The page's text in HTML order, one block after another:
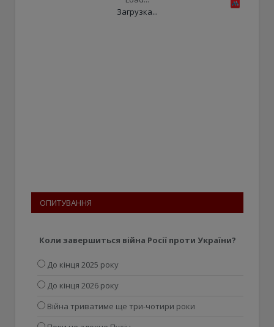
Загрузка...
ОПИТУВАННЯ
Коли завершиться війна Росії проти України?
До кінця 2025 року
До кінця 2026 року
Війна триватиме ще три-чотири роки